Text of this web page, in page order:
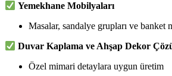
Yemekhane Mobilyaları
Masalar, sandalye grupları ve banket
Duvar Kaplama ve Ahşap Dekor
Özel mimari detaylara uygun üretim